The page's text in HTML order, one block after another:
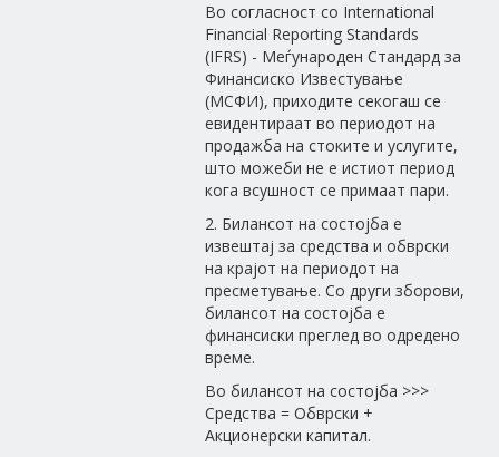
Во согласност со International
Financial Reporting Standards
(IFRS) - Меѓународен Стандард за
Финансиско Известување
(МСФИ), приходите секогаш се
евидентираат во периодот на
продажба на стоките и услугите,
што можеби не е истиот период
кога всушност се примаат пари.
2. Билансот на состојба е
извештај за средства и обврски
на крајот на периодот на
пресметување. Со други зборови,
билансот на состојба е
финансиски преглед во одредено
време.
Во билансот на состојба >>>
Средства = Обврски +
Акционерски капитал.